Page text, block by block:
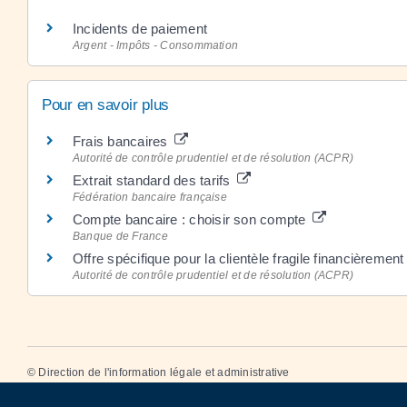
Incidents de paiement
Argent - Impôts - Consommation
Pour en savoir plus
Frais bancaires
Autorité de contrôle prudentiel et de résolution (ACPR)
Extrait standard des tarifs
Fédération bancaire française
Compte bancaire : choisir son compte
Banque de France
Offre spécifique pour la clientèle fragile financièrement
Autorité de contrôle prudentiel et de résolution (ACPR)
© Direction de l'information légale et administrative